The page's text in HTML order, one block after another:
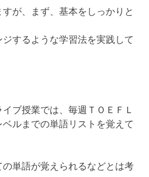
が、まず、基本をしっかりと
するような学習法を実践して
ブ授業では、毎週ＴＯＥＦＬ
ルまでの単語リストを覚えて
の単語が覚えられるなどとは考